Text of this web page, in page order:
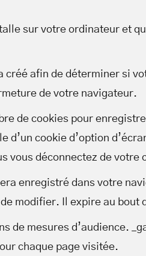
sur votre ordinateur et
afin de déterminer si
de votre navigateur.
de cookies pour
cookie d’option
vous déconnectez de
enregistré dans votre
modifier. Il expire au bout
de mesures d’audience.
chaque page visitée.